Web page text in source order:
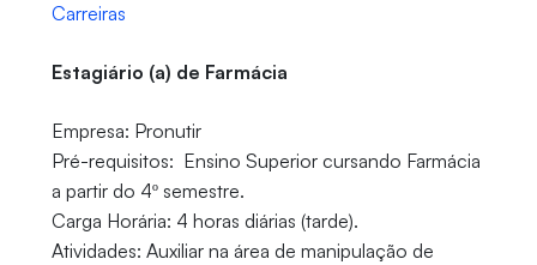
Carreiras
Estagiário (a) de Farmácia
Empresa: Pronutir
Pré-requisitos: Ensino Superior cursando Farmácia
a partir do 4º semestre.
Carga Horária: 4 horas diárias (tarde).
Atividades: Auxiliar na área de manipulação de